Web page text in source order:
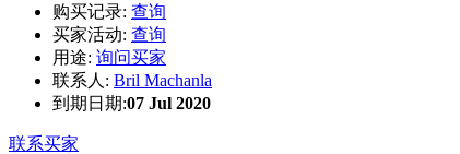
购买记录: 查询
买家活动: 查询
用途: 询问买家
联系人: Bril Machanla
到期日期:07 Jul 2020
联系买家